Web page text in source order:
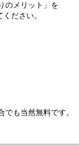
のメリット」を
ださい。
も当然無料です。